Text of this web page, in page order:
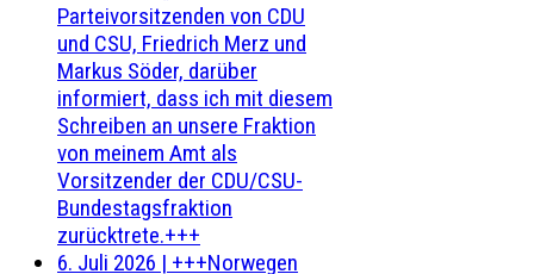
Parteivorsitzenden von CDU
und CSU, Friedrich Merz und
Markus Söder, darüber
informiert, dass ich mit diesem
Schreiben an unsere Fraktion
von meinem Amt als
Vorsitzender der CDU/CSU-
Bundestagsfraktion
zurücktrete.+++
6. Juli 2026 | +++Norwegen